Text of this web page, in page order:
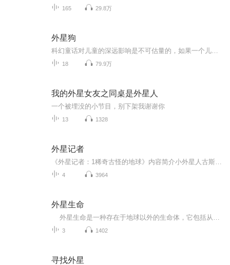
165 29.8万
外星狗
18 79.9万
我的外星女友之同桌是外星人
一个被埋没的小节目，别下架我谢谢你
13 1328
外星记者
4 3964
外星生命
3 1402
寻找外星